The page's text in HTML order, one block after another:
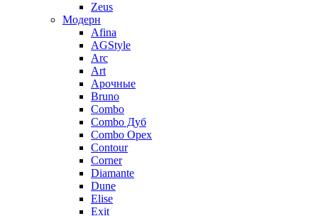
Zeus
Модерн
Afina
AGStyle
Arc
Art
Aрочные
Bruno
Combo
Combo Дуб
Combo Орех
Contour
Corner
Diamante
Dune
Elise
Exit